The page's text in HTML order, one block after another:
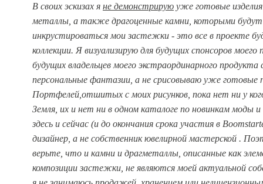
В своих эскизах я не демонстрирую уже готовые
металлы, а также драгоценные камни, которыми будут
инкрустироваться мои застежки - это все в проекте
коллекции. Я визуализирую для будущих спонсоров моего
будущих владельцев моего экстраординарного продукта
персональные фантазии, а не срисовываю уже готовые
Портфелей,отшитых с моих рисунков, пока нет ни у
Земля, их и нет ни в одном каталоге по новинкам моды
здесь и сейчас (и до окончания срока участия в
дизайнер, а не собственник ювелирной мастерской .
верьте, что и камни и драгметаллы, описанные как
композиции застежки, не являются моей актуальной